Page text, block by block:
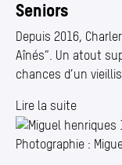
Seniors
Depuis 2016,
Aînés”. Un atout
chances d’un
Lire la suite
Photographie :